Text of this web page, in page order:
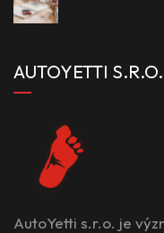
AUTOYETTI S.R.O.
AutoYetti s.r.o. je